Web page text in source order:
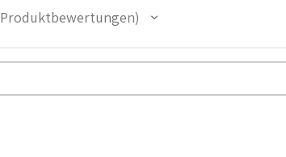
Produktbewertungen